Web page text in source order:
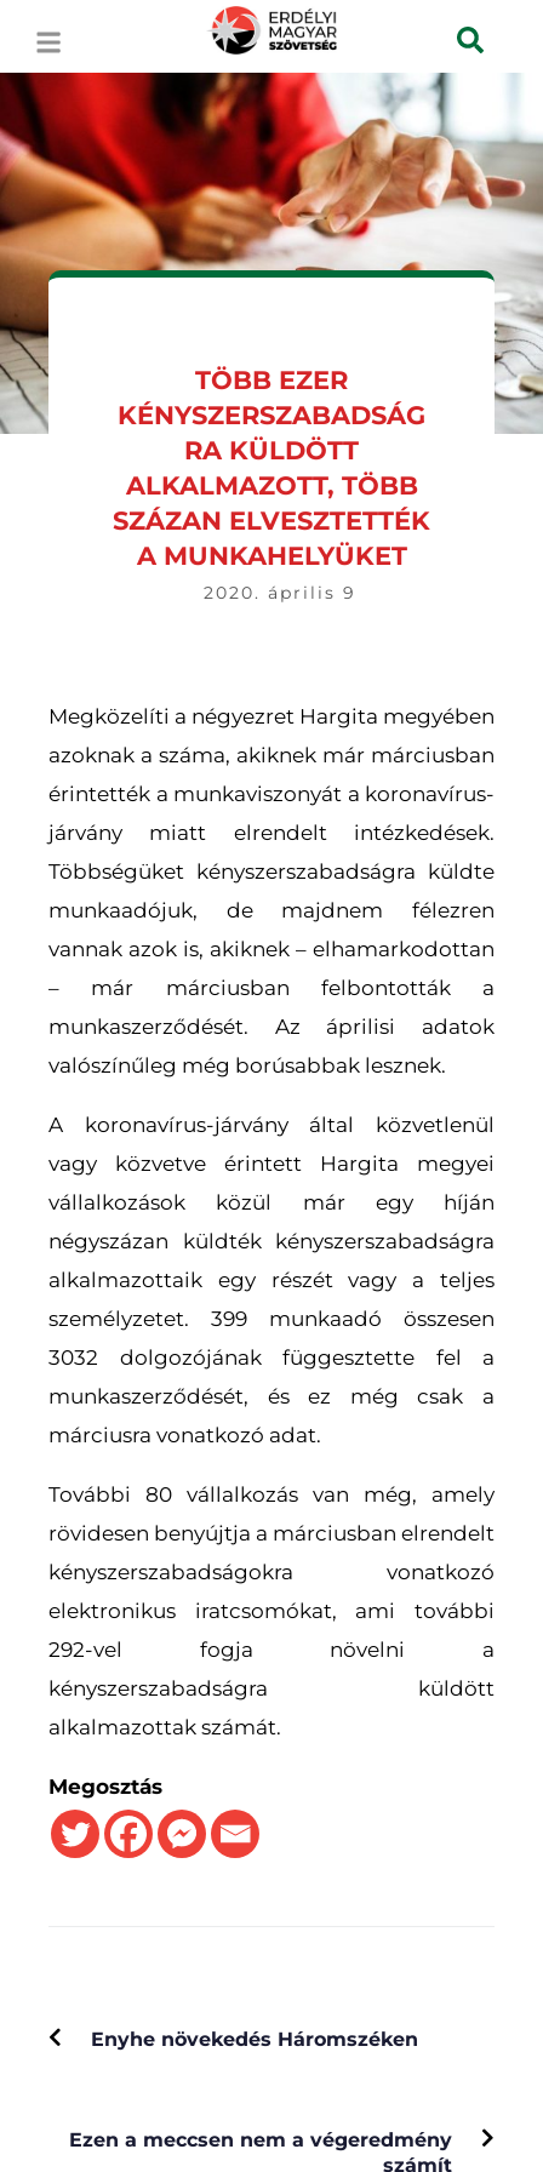
TÖBB EZER
KÉNYSZERSZABADSÁG
RA KÜLDÖTT
ALKALMAZOTT, TÖBB
SZÁZAN ELVESZTETTÉK
A MUNKAHELYÜKET
2020. április 9
Megközelíti a négyezret Hargita megyében
azoknak a száma, akiknek már márciusban
érintették a munkaviszonyát a koronavírus-
járvány miatt elrendelt intézkedések.
Többségüket kényszerszabadságra küldte
munkaadójuk, de majdnem félezren
vannak azok is, akiknek – elhamarkodottan
– már márciusban felbontották a
munkaszerződését. Az áprilisi adatok
valószínűleg még borúsabbak lesznek.
A koronavírus-járvány által közvetlenül
vagy közvetve érintett Hargita megyei
vállalkozások közül már egy híján
négyszázan küldték kényszerszabadságra
alkalmazottaik egy részét vagy a teljes
személyzetet. 399 munkaadó összesen
3032 dolgozójának függesztette fel a
munkaszerződését, és ez még csak a
márciusra vonatkozó adat.
További 80 vállalkozás van még, amely
rövidesen benyújtja a márciusban elrendelt
kényszerszabadságokra vonatkozó
elektronikus iratcsomókat, ami további
292-vel fogja növelni a
kényszerszabadságra küldött
alkalmazottak számát.
Megosztás
Enyhe növekedés Háromszéken
Ezen a meccsen nem a végeredmény
számít